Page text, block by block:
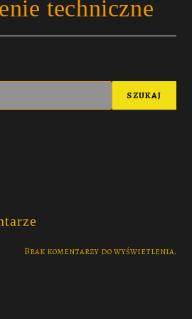
techniczne
SZUKAJ
Brak komentarzy do wyświetlenia.